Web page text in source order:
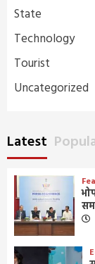
State
Technology
Tourist
Uncategorized
Latest